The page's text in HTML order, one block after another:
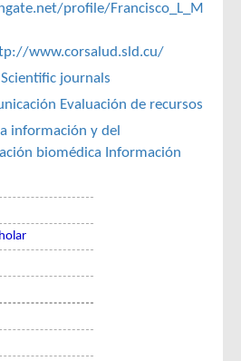
profile/Francisco_L_M
www.corsalud.sld.cu/
Scientific journals
Evaluación de recursos
información y del
biomédica Información